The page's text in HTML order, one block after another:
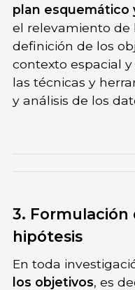
plan esquemático
el relevamiento
definición de los
contexto espacial
las técnicas y
y análisis de los
3. Formulación
hipótesis
En toda
los objetivos, es